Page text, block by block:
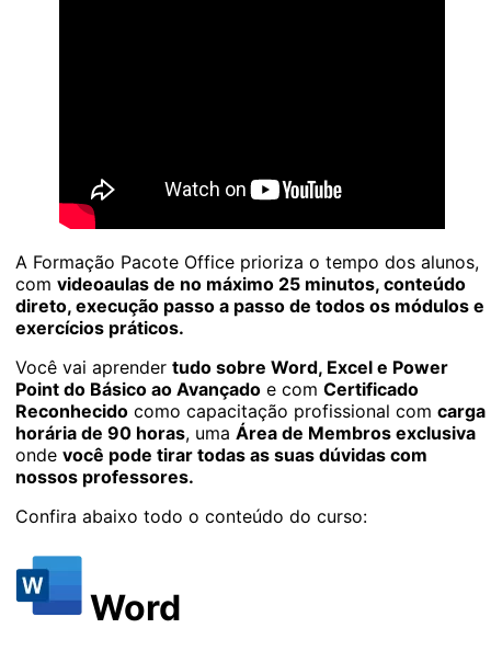
A Formação Pacote Office prioriza o tempo dos alunos,
comvideoaulas de no máximo 25 minutos, conteúdo
direto, execução passo a passo de todos os módulos e
exercícios práticos.
Você vai aprendertudo sobre Word, Excel e Power
Point do Básico ao Avançado e comCertificado
Reconhecido como capacitação profissional comcarga
horária de 90 horas, umaÁrea de Membros exclusiva
ondevocê pode tirar todas as suas dúvidas com
nossos professores.
Confira abaixo todo o conteúdo do curso:
Word